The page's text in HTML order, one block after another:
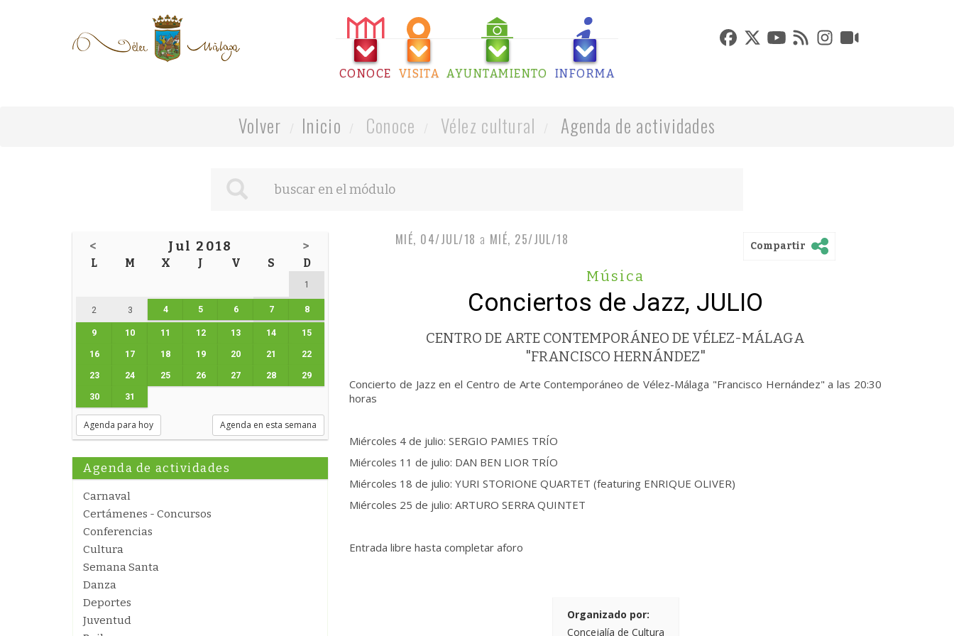
CONOCE VISITA AYUNTAMIENTO INFORMA
Volver Inicio Conoce Vélez cultural Agenda de actividades
< Jul 2018 >
L M X J V S D
1
2 3 4 5 6 7 8
9 10 11 12 13 14 15
16 17 18 19 20 21 22
23 24 25 26 27 28 29
30 31
Agenda para hoy Agenda en esta semana
Agenda de actividades
Carnaval
Certámenes - Concursos
Conferencias
Cultura
Semana Santa
Danza
Deportes
Juventud
MIÉ, 04/JUL/18 a MIÉ, 25/JUL/18 Compartir
Música
Conciertos de Jazz, JULIO
CENTRO DE ARTE CONTEMPORÁNEO DE VÉLEZ-MÁLAGA
"FRANCISCO HERNÁNDEZ"
Concierto de Jazz en el Centro de Arte Contemporáneo de Vélez-Málaga "Francisco Hernández" a las 20:30
horas
Miércoles 4 de julio: SERGIO PAMIES TRÍO
Miércoles 11 de julio: DAN BEN LIOR TRÍO
Miércoles 18 de julio: YURI STORIONE QUARTET (featuring ENRIQUE OLIVER)
Miércoles 25 de julio: ARTURO SERRA QUINTET
Entrada libre hasta completar aforo
Organizado por:
Concejalía de Cultura